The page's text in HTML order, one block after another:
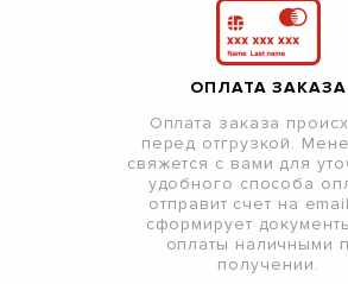
ОПЛАТА ЗАКАЗА
Оплата заказа
перед отгрузкой.
свяжется с вами для
удобного способа
отправит счет на
сформирует
оплаты наличными
получении.